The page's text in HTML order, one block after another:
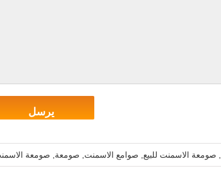
, صومعة الاسمنت للبيع, صوامع الاسمنت, صومعة, صومعة